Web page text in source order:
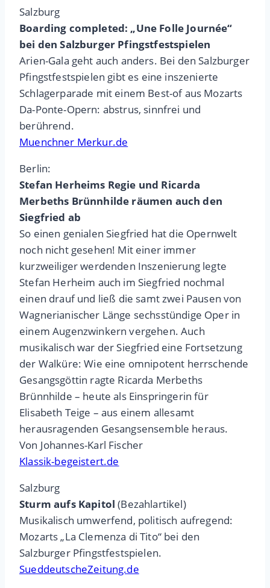
Salzburg
Boarding completed: „Une Folle Journée“
bei den Salzburger Pfingstfestspielen
Arien-Gala geht auch anders. Bei den Salzburger
Pfingstfestspielen gibt es eine inszenierte
Schlagerparade mit einem Best-of aus Mozarts
Da-Ponte-Opern: abstrus, sinnfrei und
berührend.
Muenchner Merkur.de
Berlin:
Stefan Herheims Regie und Ricarda
Merbeths Brünnhilde räumen auch den
Siegfried ab
So einen genialen Siegfried hat die Opernwelt
noch nicht gesehen! Mit einer immer
kurzweiliger werdenden Inszenierung legte
Stefan Herheim auch im Siegfried nochmal
einen drauf und ließ die samt zwei Pausen von
Wagnerianischer Länge sechsstündige Oper in
einem Augenzwinkern vergehen. Auch
musikalisch war der Siegfried eine Fortsetzung
der Walküre: Wie eine omnipotent herrschende
Gesangsgöttin ragte Ricarda Merbeths
Brünnhilde – heute als Einspringerin für
Elisabeth Teige – aus einem allesamt
herausragenden Gesangsensemble heraus.
Von Johannes-Karl Fischer
Klassik-begeistert.de
Salzburg
Sturm aufs Kapitol (Bezahlartikel)
Musikalisch umwerfend, politisch aufregend:
Mozarts „La Clemenza di Tito“ bei den
Salzburger Pfingstfestspielen.
SueddeutscheZeitung.de